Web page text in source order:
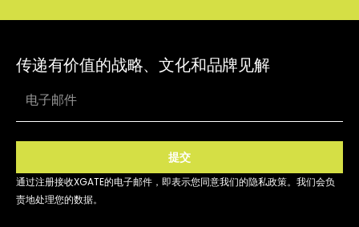
传递有价值的战略、文化和品牌见解
提交
通过注册接收XGATE的电子邮件，即表示您同意我们的隐私政策。我们会负
责地处理您的数据。